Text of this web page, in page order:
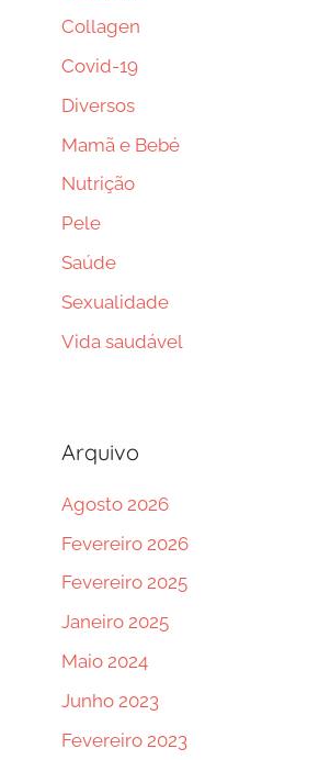
Collagen
Covid-19
Diversos
Mamã e Bebé
Nutrição
Pele
Saúde
Sexualidade
Vida saudável
Arquivo
Agosto 2026
Fevereiro 2026
Fevereiro 2025
Janeiro 2025
Maio 2024
Junho 2023
Fevereiro 2023